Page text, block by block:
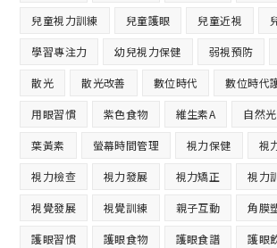
兒童視力訓練 兒童護眼 兒童近視
學習專注力 幼兒視力保健 弱視預防
散光 散光改善 數位時代 數位時代
用眼習慣 紫色食物 維生素A 自然光
葉黃素 螢幕時間管理 視力保健 視
視力檢查 視力發展 視力矯正 視力
視覺發展 視覺訓練 親子互動 角膜
護眼習慣 護眼食物 護眼食譜 護眼